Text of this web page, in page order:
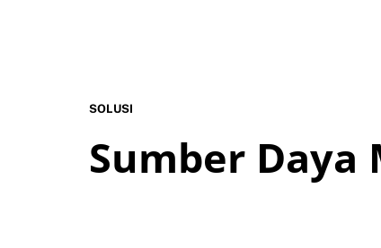
SOLUSI
Sumber Daya